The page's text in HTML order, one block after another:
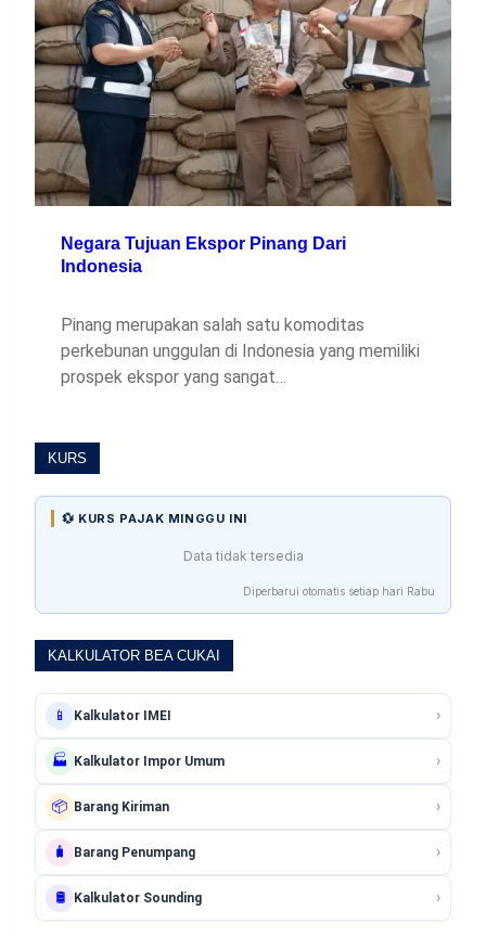
Negara Tujuan Ekspor Pinang Dari
Indonesia
Pinang merupakan salah satu komoditas
perkebunan unggulan di Indonesia yang memiliki
prospek ekspor yang sangat…
KURS
💱 KURS PAJAK MINGGU INI
Data tidak tersedia
Diperbarui otomatis setiap hari Rabu
KALKULATOR BEA CUKAI
📱 Kalkulator IMEI ›
🏭 Kalkulator Impor Umum ›
📦 Barang Kiriman ›
🧳 Barang Penumpang ›
🛢️ Kalkulator Sounding ›